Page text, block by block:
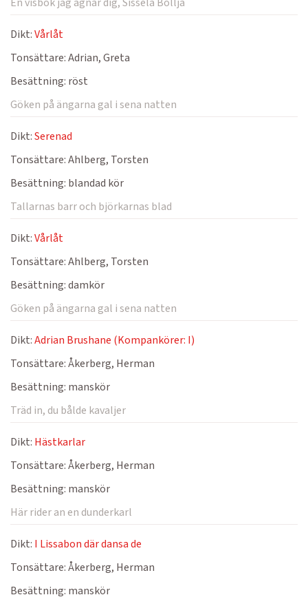
Dikt:Vårlåt
Tonsättare:Adrian, Greta
Besättning: röst
Göken på ängarna gal i sena natten
Dikt:Serenad
Tonsättare:Ahlberg, Torsten
Besättning: blandad kör
Tallarnas barr och björkarnas blad
Dikt:Vårlåt
Tonsättare:Ahlberg, Torsten
Besättning:damkör
Göken på ängarna gal i sena natten
Dikt:Adrian Brushane (Kompankörer: I)
Tonsättare:Åkerberg, Herman
Besättning: manskör
Träd in, du bålde kavaljer
Dikt: Hästkarlar
Tonsättare:Åkerberg, Herman
Besättning: manskör
Här rider an en dunderkarl
Dikt: I Lissabon där dansa de
Tonsättare:Åkerberg, Herman
Besättning: manskör